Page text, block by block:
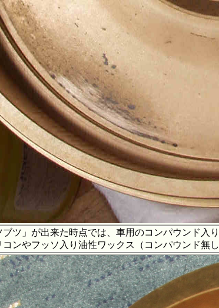
が出来た時点では、車用のコンパウンド入り
フッソ入り油性ワックス（コンパウンド無し